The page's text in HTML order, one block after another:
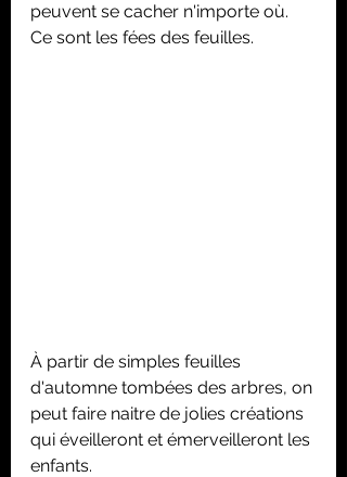
peuvent se cacher n'importe où.
Ce sont les fées des feuilles.
À partir de simples feuilles
d'automne tombées des arbres, on
peut faire naitre de jolies créations
qui éveilleront et émerveilleront les
enfants.